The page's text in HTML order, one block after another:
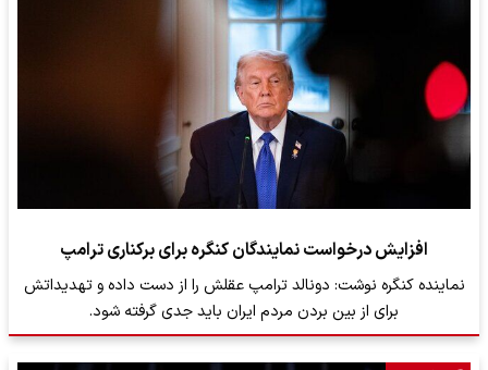
افزایش درخواست نمایندگان کنگره برای برکناری ترامپ
نماینده کنگره نوشت: دونالد ترامپ عقلش را از دست داده و تهدیداتش
برای از بین بردن مردم ایران باید جدی گرفته شود.